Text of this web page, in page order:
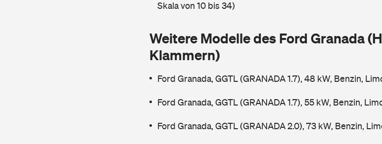
Skala von 10 bis 34)
Weitere Modelle des Ford Granada
Klammern)
Ford Granada, GGTL (GRANADA 1.7), 48 kW, Benzin,
Ford Granada, GGTL (GRANADA 1.7), 55 kW, Benzin,
Ford Granada, GGTL (GRANADA 2.0), 73 kW, Benzin,